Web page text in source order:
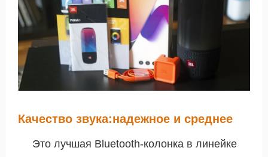
Качество звука:надежное и среднее
Это лучшая Bluetooth-колонка в линейке